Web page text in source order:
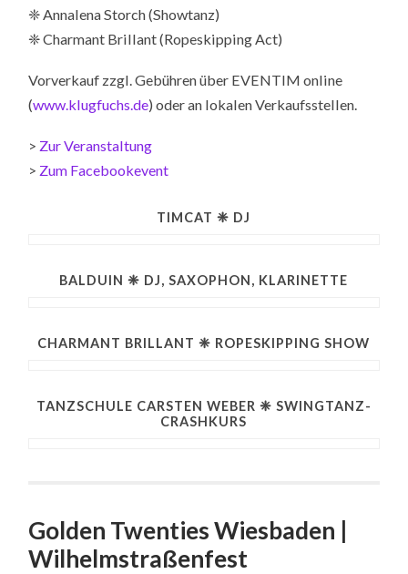
❈ Annalena Storch (Showtanz)
❈ Charmant Brillant (Ropeskipping Act)
Vorverkauf zzgl. Gebühren über EVENTIM online
(www.klugfuchs.de) oder an lokalen Verkaufsstellen.
> Zur Veranstaltung
> Zum Facebookevent
TIMCAT ❈ DJ
BALDUIN ❈ DJ, SAXOPHON, KLARINETTE
CHARMANT BRILLANT ❈ ROPESKIPPING SHOW
TANZSCHULE CARSTEN WEBER ❈ SWINGTANZ-
CRASHKURS
Golden Twenties Wiesbaden |
Wilhelmstraßenfest